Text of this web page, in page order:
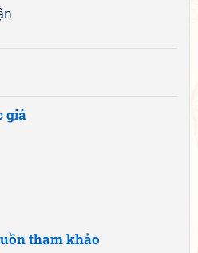
giả
tham khảo